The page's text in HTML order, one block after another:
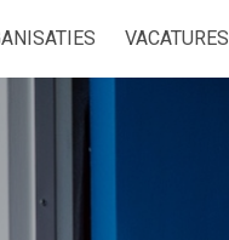
VACATURES